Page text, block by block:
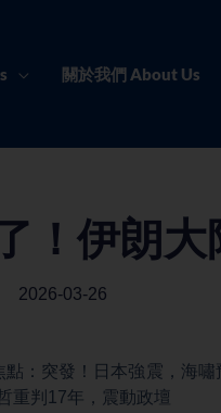
關於我們 About Us
！伊朗大
2026-03-26
：突發！日本強震，海
重判17年，震動政壇